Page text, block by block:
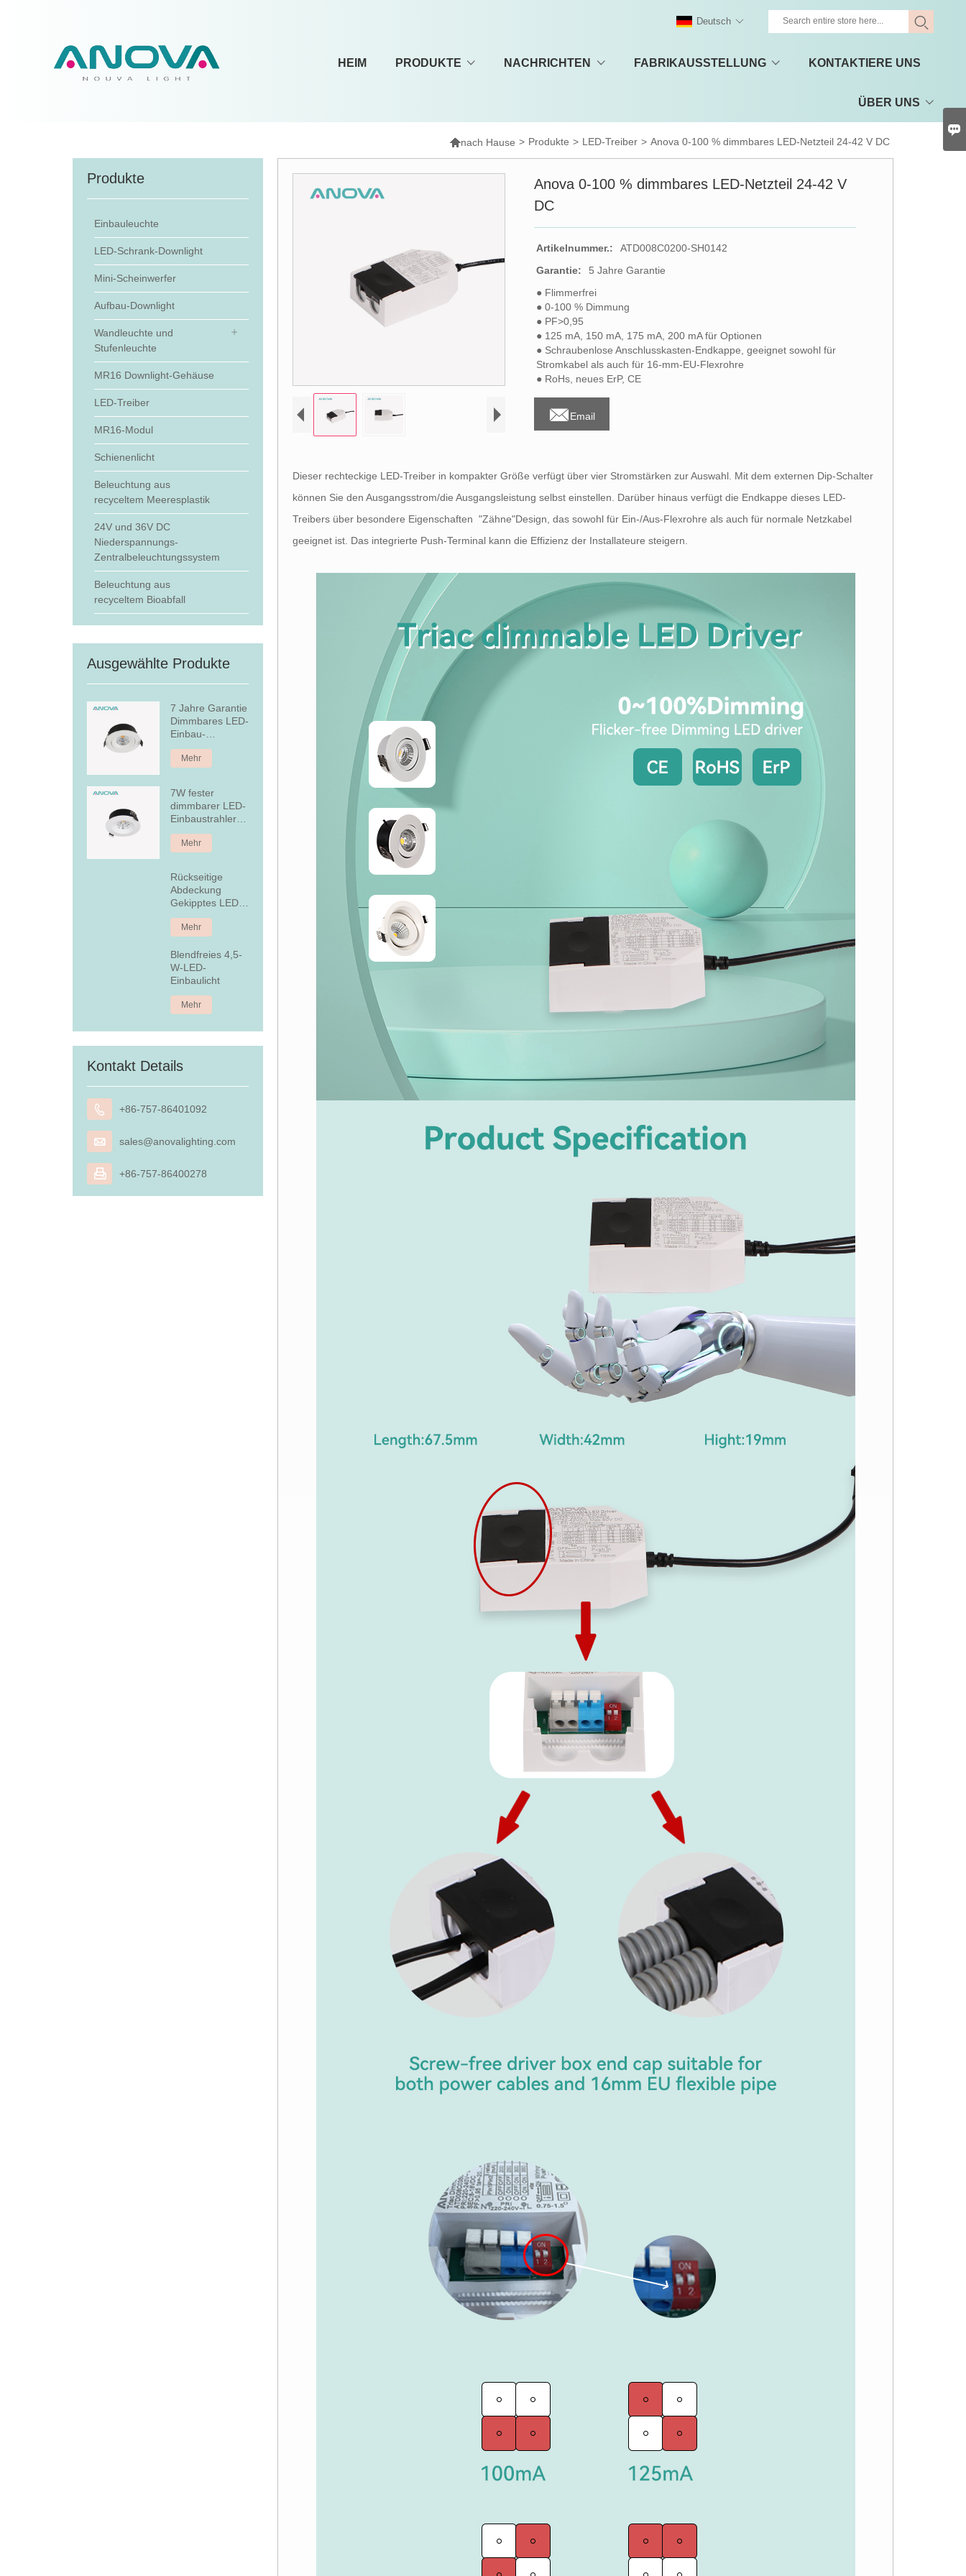
HEIM PRODUKTE NACHRICHTEN FABRIKAUSSTELLUNG KONTAKTIERE UNS
ÜBER UNS
Deutsch
nach Hause > Produkte > LED-Treiber > Anova 0-100 % dimmbares LED-Netzteil 24-42 V DC
Produkte
Einbauleuchte
LED-Schrank-Downlight
Mini-Scheinwerfer
Aufbau-Downlight
Wandleuchte und
Stufenleuchte
MR16 Downlight-Gehäuse
LED-Treiber
MR16-Modul
Schienenlicht
Beleuchtung aus
recyceltem Meeresplastik
24V und 36V DC
Niederspannungs-
Zentralbeleuchtungssystem
Beleuchtung aus
recyceltem Bioabfall
Ausgewählte Produkte
7 Jahre Garantie
Dimmbares LED-
Einbau-
Downlight
Mehr
7W fester
dimmbarer LED-
Einbaustrahler
aus Aluminium
Mehr
Rückseitige
Abdeckung
Gekipptes LED-
Einbau-
Downlight
Mehr
Blendfreies 4,5-
W-LED-
Einbaulicht
Mehr
Kontakt Details
 +86-757-86401092
 sales@anovalighting.com
 +86-757-86400278
Anova 0-100 % dimmbares LED-Netzteil 24-42 V
DC
Artikelnummer.:
ATD008C0200-SH0142
Garantie:
5 Jahre Garantie
● Flimmerfrei
● 0-100 % Dimmung
● PF>0,95
● 125 mA, 150 mA, 175 mA, 200 mA für Optionen
● Schraubenlose Anschlusskasten-Endkappe, geeignet sowohl für
Stromkabel als auch für 16-mm-EU-Flexrohre
● RoHs, neues ErP, CE
Email
Dieser rechteckige LED-Treiber in kompakter Größe verfügt über vier Stromstärken zur Auswahl. Mit dem externen Dip-Schalter
können Sie den Ausgangsstrom/die Ausgangsleistung selbst einstellen. Darüber hinaus verfügt die Endkappe dieses LED-
Treibers über besondere Eigenschaften "Zähne"Design, das sowohl für Ein-/Aus-Flexrohre als auch für normale Netzkabel
geeignet ist. Das integrierte Push-Terminal kann die Effizienz der Installateure steigern.
